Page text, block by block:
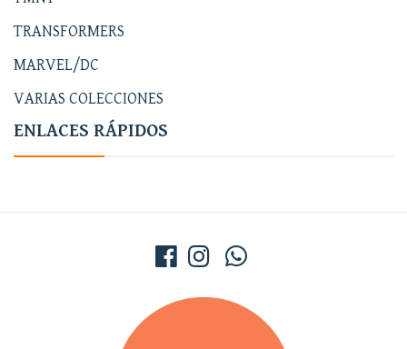
TRANSFORMERS
MARVEL/DC
VARIAS COLECCIONES
ENLACES RÁPIDOS